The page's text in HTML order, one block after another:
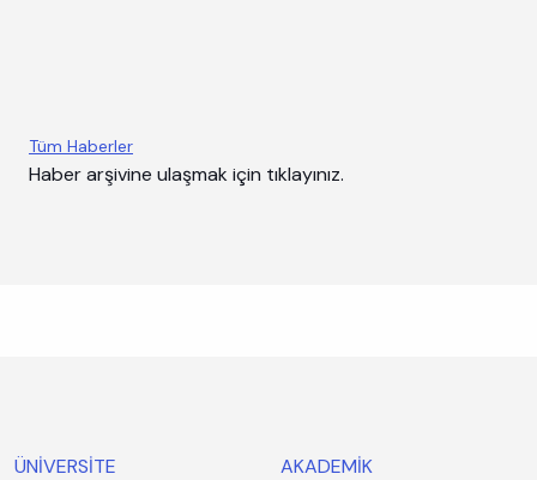
Tüm Haberler
Haber arşivine ulaşmak için tıklayınız.
ÜNİVERSİTE AKADEMİK